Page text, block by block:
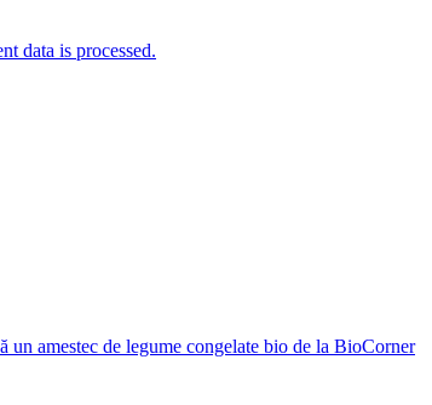
data is processed.
amestec de legume congelate bio de la BioCorner